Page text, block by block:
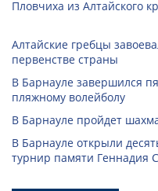
Пловчиха из Алтайского
Алтайские гребцы
первенстве страны
В Барнауле завершился
пляжному волейболу
В Барнауле пройдет
В Барнауле открыли
турнир памяти Геннадия